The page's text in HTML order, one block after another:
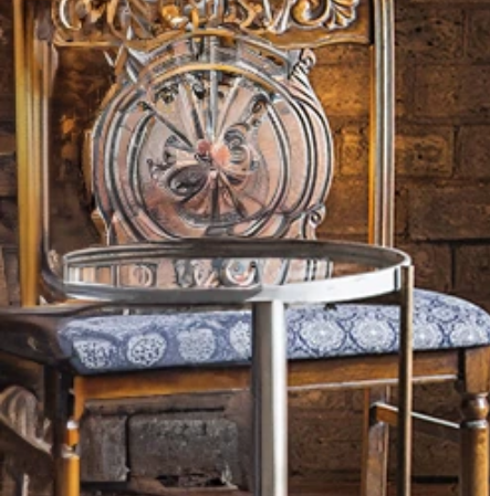
収納家具/北欧/
収納家具/モダン/
収納家具/韓国風/
収納家具/ライト
収納家具/ゴージャ